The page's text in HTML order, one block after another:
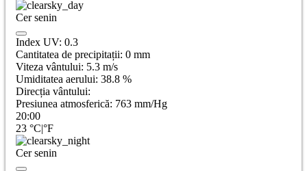
Cer senin
Index UV: 0.3
Cantitatea de precipitații: 0 mm
Viteza vântului: 5.3 m/s
Umiditatea aerului: 38.8 %
Direcția vântului:
Presiunea atmosferică: 763 mm/Hg
20:00
23 °C|°F
Cer senin